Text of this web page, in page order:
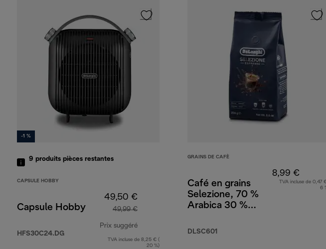
-1 %
9 produits pièces restantes
CAPSULE HOBBY
Capsule Hobby
HFS30C24.DG
49,50 €
49,99 €
Prix suggéré
prix original 49,99 €
TVA incluse de 8,25 € (
20 %)
GRAINS DE CAFÈ
Café en grains
Selezione, 70 %
Arabica 30 %
DLSC601
8,99 €
TVA incluse de 0,47
6